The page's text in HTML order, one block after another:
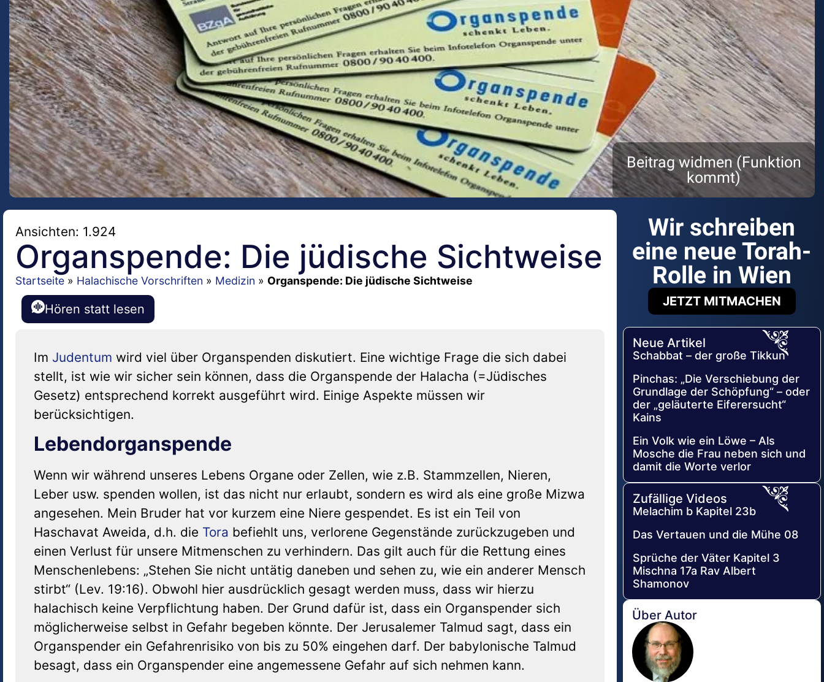
Beitrag widmen (Funktion
kommt)
Ansichten: 1.924
Organspende: Die jüdische Sichtweise
Startseite » Halachische Vorschriften » Medizin » Organspende: Die jüdische Sichtweise
Hören statt lesen
Im Judentum wird viel über Organspenden diskutiert. Eine wichtige Frage die sich dabei
stellt, ist wie wir sicher sein können, dass die Organspende der Halacha (=Jüdisches
Gesetz) entsprechend korrekt ausgeführt wird. Einige Aspekte müssen wir
berücksichtigen.
Lebendorganspende
Wenn wir während unseres Lebens Organe oder Zellen, wie z.B. Stammzellen, Nieren,
Leber usw. spenden wollen, ist das nicht nur erlaubt, sondern es wird als eine große Mizwa
angesehen. Mein Bruder hat vor kurzem eine Niere gespendet. Es ist ein Teil von
Haschavat Aweida, d.h. die Tora befiehlt uns, verlorene Gegenstände zurückzugeben und
einen Verlust für unsere Mitmenschen zu verhindern. Das gilt auch für die Rettung eines
Menschenlebens: „Stehen Sie nicht untätig daneben und sehen zu, wie ein anderer Mensch
stirbt“ (Lev. 19:16). Obwohl hier ausdrücklich gesagt werden muss, dass wir hierzu
halachisch keine Verpflichtung haben. Der Grund dafür ist, dass ein Organspender sich
möglicherweise selbst in Gefahr begeben könnte. Der Jerusalemer Talmud sagt, dass ein
Organspender ein Gefahrenrisiko von bis zu 50% eingehen darf. Der babylonische Talmud
besagt, dass ein Organspender eine angemessene Gefahr auf sich nehmen kann.
Wir schreiben
eine neue Torah-
Rolle in Wien
JETZT MITMACHEN
Neue Artikel
Schabbat – der große Tikkun
Pinchas: „Die Verschiebung der
Grundlage der Schöpfung“ – oder
der „geläuterte Eiferersucht“
Kains
Ein Volk wie ein Löwe – Als
Mosche die Frau neben sich und
damit die Worte verlor
Zufällige Videos
Melachim b Kapitel 23b
Das Vertauen und die Mühe 08
Sprüche der Väter Kapitel 3
Mischna 17a Rav Albert
Shamonov
Über Autor